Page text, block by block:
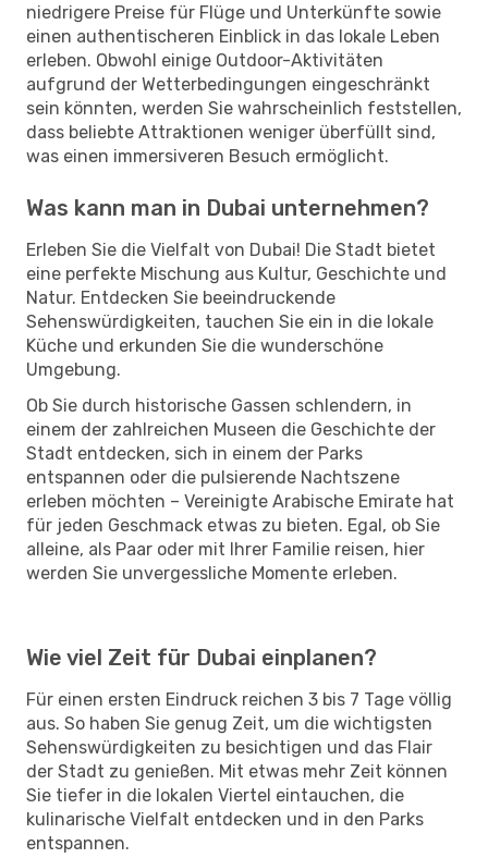
niedrigere Preise für Flüge und Unterkünfte sowie
einen authentischeren Einblick in das lokale Leben
erleben. Obwohl einige Outdoor-Aktivitäten
aufgrund der Wetterbedingungen eingeschränkt
sein könnten, werden Sie wahrscheinlich feststellen,
dass beliebte Attraktionen weniger überfüllt sind,
was einen immersiveren Besuch ermöglicht.
Was kann man in Dubai unternehmen?
Erleben Sie die Vielfalt von Dubai! Die Stadt bietet
eine perfekte Mischung aus Kultur, Geschichte und
Natur. Entdecken Sie beeindruckende
Sehenswürdigkeiten, tauchen Sie ein in die lokale
Küche und erkunden Sie die wunderschöne
Umgebung.
Ob Sie durch historische Gassen schlendern, in
einem der zahlreichen Museen die Geschichte der
Stadt entdecken, sich in einem der Parks
entspannen oder die pulsierende Nachtszene
erleben möchten – Vereinigte Arabische Emirate hat
für jeden Geschmack etwas zu bieten. Egal, ob Sie
alleine, als Paar oder mit Ihrer Familie reisen, hier
werden Sie unvergessliche Momente erleben.
Wie viel Zeit für Dubai einplanen?
Für einen ersten Eindruck reichen 3 bis 7 Tage völlig
aus. So haben Sie genug Zeit, um die wichtigsten
Sehenswürdigkeiten zu besichtigen und das Flair
der Stadt zu genießen. Mit etwas mehr Zeit können
Sie tiefer in die lokalen Viertel eintauchen, die
kulinarische Vielfalt entdecken und in den Parks
entspannen.